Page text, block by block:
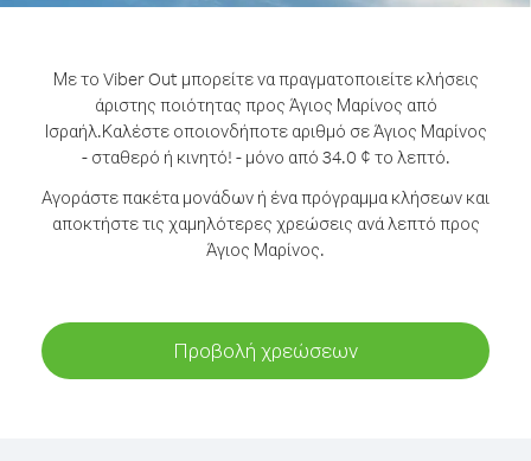
Με το Viber Out μπορείτε να πραγματοποιείτε κλήσεις
άριστης ποιότητας προς Άγιος Μαρίνος από
Ισραήλ.Καλέστε οποιονδήποτε αριθμό σε Άγιος Μαρίνος
- σταθερό ή κινητό! - μόνο από 34.0 ¢ το λεπτό.
Αγοράστε πακέτα μονάδων ή ένα πρόγραμμα κλήσεων και
αποκτήστε τις χαμηλότερες χρεώσεις ανά λεπτό προς
Άγιος Μαρίνος.
Προβολή χρεώσεων